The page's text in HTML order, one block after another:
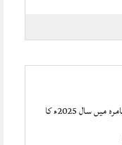
ائیر یونیورسٹی ایرو سپیس اینڈ ایوییشن کیمپس کامرہ میں سال 2025ء کا